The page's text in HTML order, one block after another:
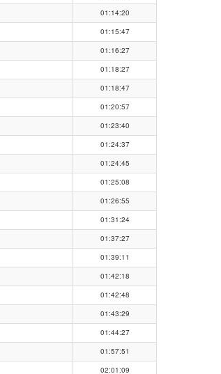
01:14:20
01:15:47
01:16:27
01:18:27
01:18:47
01:20:57
01:23:40
01:24:37
01:24:45
01:25:08
01:26:55
01:31:24
01:37:27
01:39:11
01:42:18
01:42:48
01:43:29
01:44:27
01:57:51
02:01:09